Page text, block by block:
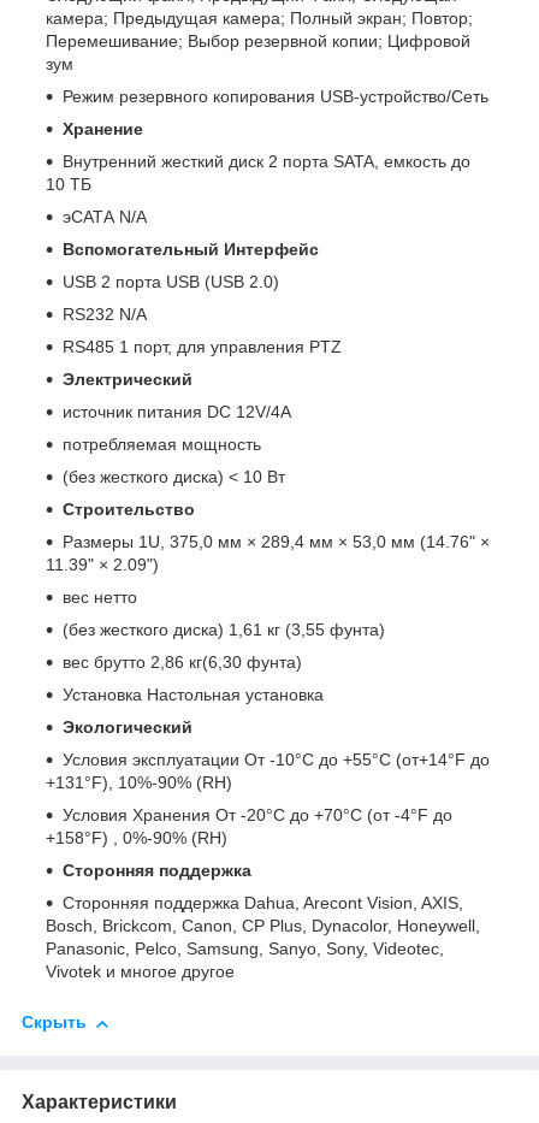
камера; Предыдущая камера; Полный экран; Повтор;
Перемешивание; Выбор резервной копии; Цифровой
зум
Режим резервного копирования USB-устройство/Сеть
Хранение
Внутренний жесткий диск 2 порта SATA, емкость до
10 ТБ
эСАТА N/A
Вспомогательный Интерфейс
USB 2 порта USB (USB 2.0)
RS232 N/A
RS485 1 порт, для управления PTZ
Электрический
источник питания DC 12V/4A
потребляемая мощность
(без жесткого диска) < 10 Вт
Строительство
Размеры 1U, 375,0 мм × 289,4 мм × 53,0 мм (14.76" ×
11.39" × 2.09")
вес нетто
(без жесткого диска) 1,61 кг (3,55 фунта)
вес брутто 2,86 кг(6,30 фунта)
Установка Настольная установка
Экологический
Условия эксплуатации От -10°C до +55°C (от+14°F до
+131°F), 10%-90% (RH)
Условия Хранения От -20°C до +70°C (от -4°F до
+158°F) , 0%-90% (RH)
Сторонняя поддержка
Сторонняя поддержка Dahua, Arecont Vision, AXIS,
Bosch, Brickcom, Canon, CP Plus, Dynacolor, Honeywell,
Panasonic, Pelco, Samsung, Sanyo, Sony, Videotec,
Vivotek и многое другое
Скрыть
Характеристики